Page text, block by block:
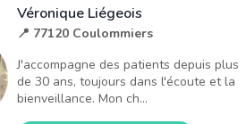
Véronique Liégeois
📍 77120 Coulommiers
J'accompagne des patients depuis plus
de 30 ans, toujours dans l'écoute et la
bienveillance. Mon ch...